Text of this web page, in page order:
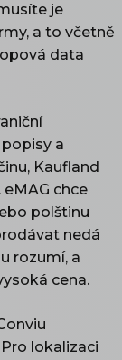
je
a to včetně
data
a
Kaufland
chce
polštinu
nedá
rozumí, a
cena.
lokalizaci